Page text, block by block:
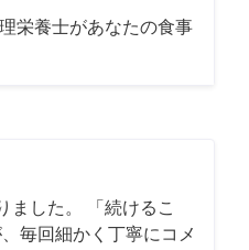
栄養士があなたの食事
ました。 「続けるこ
毎回細かく丁寧にコメ